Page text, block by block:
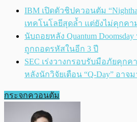
IBM เปิดตัวชิปควอนตัม
เทคโนโลยีสุดล้ำ แต่ยังไม่คุกคา
นับถอยหลัง Quantum
ถูกถอดรหัสในอีก 3 ปี
SEC เร่งวางกรอบรับมือภัยคุกคา
หลังนักวิจัยเตือน “Q-Day” อาจ
กระจกควอนตัม